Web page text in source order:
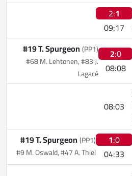
2:1
09:17
2:0
08:08
#19 T. Spurgeon (PP1)
#68 M. Lehtonen, #83 J.
Lagacé
08:03
1:0
04:33
#19 T. Spurgeon(PP1)
#9 M. Oswald, #47 A. Thiel